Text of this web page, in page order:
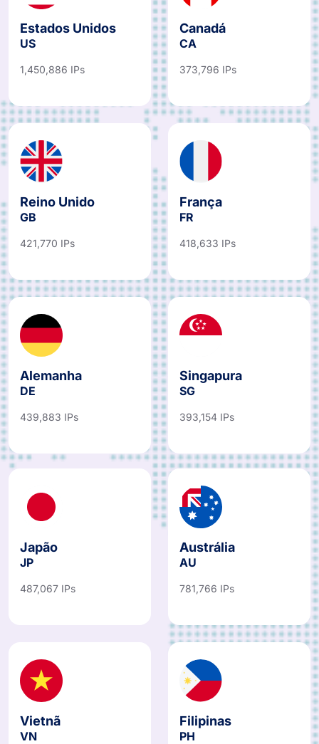
Estados Unidos
US
1,450,886 IPs
Canadá
CA
373,796 IPs
Reino Unido
GB
421,770 IPs
França
FR
418,633 IPs
Alemanha
DE
439,883 IPs
Singapura
SG
393,154 IPs
Japão
JP
487,067 IPs
Austrália
AU
781,766 IPs
Vietnã
VN
Filipinas
PH